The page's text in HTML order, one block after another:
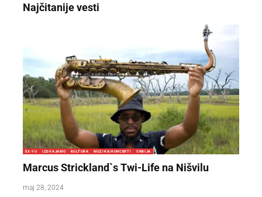
Najčitanije vesti
EX-YU IZDVAJAMO KULTURA MUZIKA/KONCERTI SRBIJA
Marcus Strickland`s Twi-Life na Nišvilu
maj 28, 2024